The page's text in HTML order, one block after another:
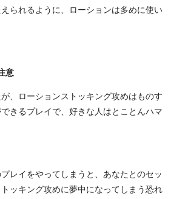
られるように、ローションは多めに使い
意
、ローションストッキング攻めはものす
きるプレイで、好きな人はとことんハマ
レイをやってしまうと、あなたとのセッ
ッキング攻めに夢中になってしまう恐れ